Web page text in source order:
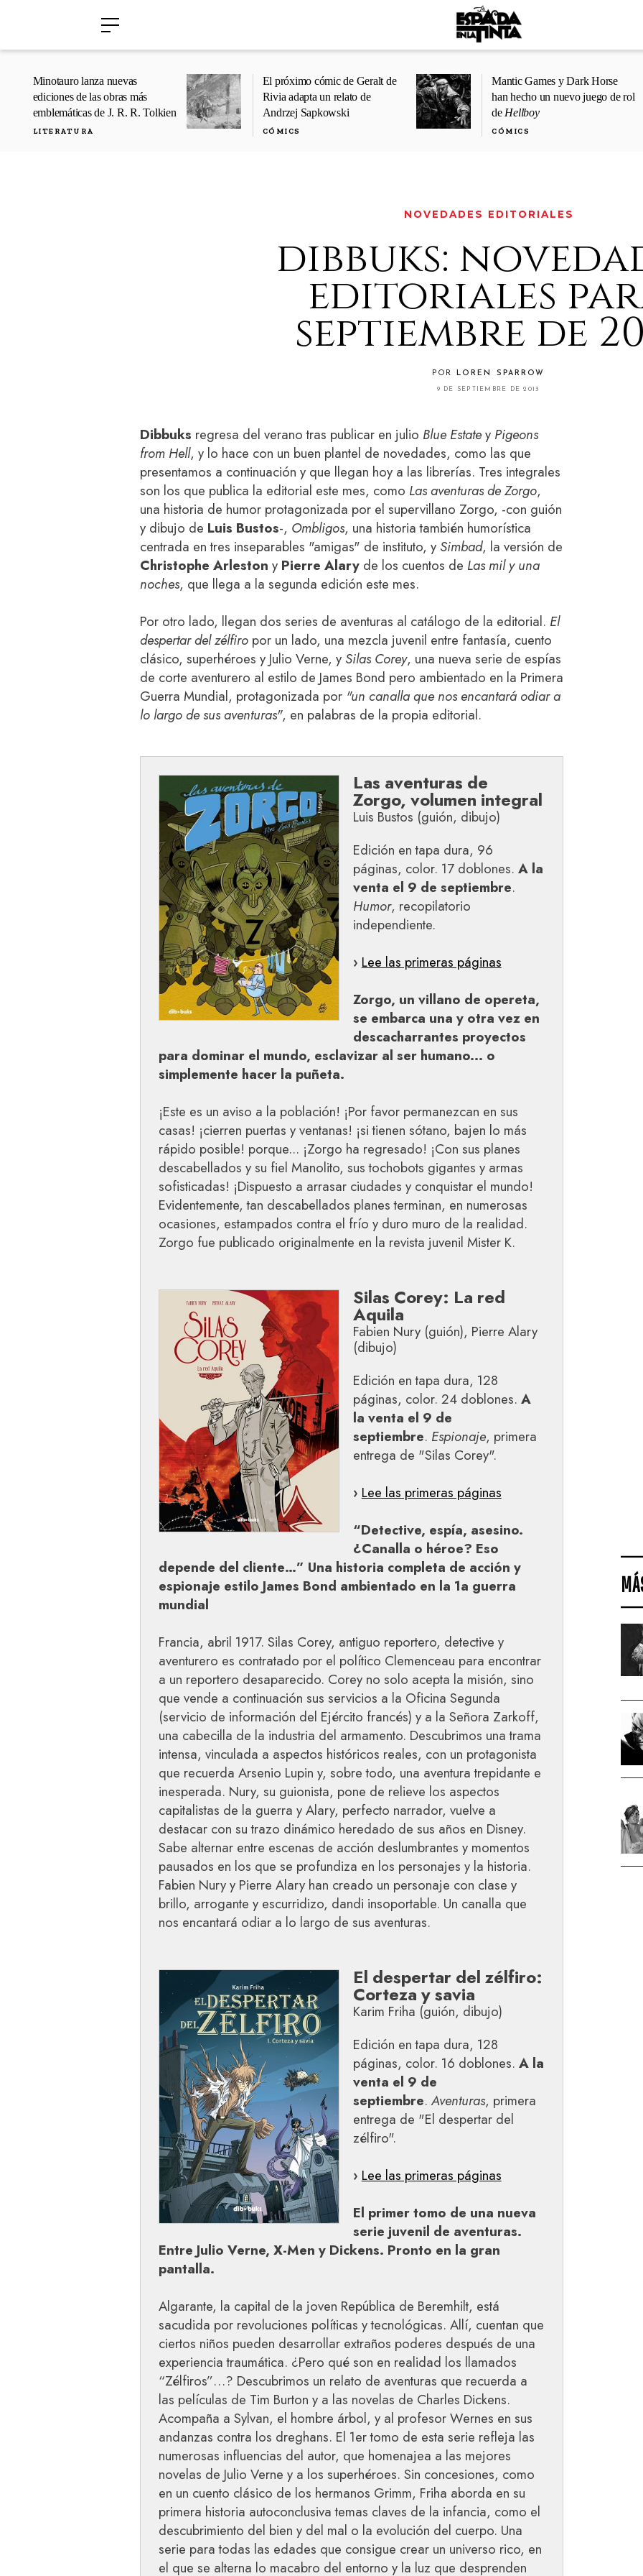
Minotauro lanza nuevas
ediciones de las obras más
emblemáticas de J. R. R. Tolkien
LITERATURA
El próximo cómic de Geralt de
Rivia adapta un relato de
Andrzej Sapkowski
CÓMICS
Mantic Games y Dark Horse
han hecho un nuevo juego de rol
de Hellboy
CÓMICS
NOVEDADES EDITORIALES
dibbuks:
editoriales
septiembre de
POR LOREN SPARROW
9 DE SEPTIEMBRE DE 2013
Dibbuks regresa del verano tras publicar en julio Blue Estatey Pigeons
from Hell, y lo hace con un buen plantel de novedades, como las que
presentamos a continuación y que llegan hoy a las librerías. Tres integrales
son los que publica la editorial este mes, como Las aventuras de Zorgo,
una historia de humor protagonizada por el supervillano Zorgo, -con guión
y dibujo de Luis Bustos-, Ombligos, una historia también humorística
centrada en tres inseparables "amigas" de instituto, y Simbad, la versión de
Christophe Arleston y Pierre Alary de los cuentos de Las mil y una
noches, que llega a la segunda edición este mes.
Por otro lado, llegan dos series de aventuras al catálogo de la editorial. El
despertar del zélfiro por un lado, una mezcla juvenil entre fantasía, cuento
clásico, superhéroes y Julio Verne, y Silas Corey, una nueva serie de espías
de corte aventurero al estilo de James Bond pero ambientado en la Primera
Guerra Mundial, protagonizada por "un canalla que nos encantará odiar a
lo largo de sus aventuras", en palabras de la propia editorial.
Las aventuras de
Zorgo, volumen integral
Luis Bustos (guión, dibujo)
Edición en tapa dura, 96
páginas, color. 17 doblones. A la
venta el 9 de septiembre.
Humor, recopilatorio
independiente.
› Lee las primeras páginas
Zorgo, un villano de opereta,
se embarca una y otra vez en
descacharrantes proyectos
para dominar el mundo, esclavizar al ser humano... o
simplemente hacer la puñeta.
¡Este es un aviso a la población! ¡Por favor permanezcan en sus
casas! ¡cierren puertas y ventanas! ¡si tienen sótano, bajen lo más
rápido posible! porque... ¡Zorgo ha regresado! ¡Con sus planes
descabellados y su fiel Manolito, sus tochobots gigantes y armas
sofisticadas! ¡Dispuesto a arrasar ciudades y conquistar el mundo!
Evidentemente, tan descabellados planes terminan, en numerosas
ocasiones, estampados contra el frío y duro muro de la realidad.
Zorgo fue publicado originalmente en la revista juvenil Mister K.
Silas Corey: La red
Aquila
Fabien Nury (guión), Pierre Alary
(dibujo)
Edición en tapa dura, 128
páginas, color. 24 doblones. A
la venta el 9 de
septiembre. Espionaje, primera
entrega de "Silas Corey".
› Lee las primeras páginas
“Detective, espía, asesino.
¿Canalla o héroe? Eso
depende del cliente…” Una historia completa de acción y
espionaje estilo James Bond ambientado en la 1a guerra
mundial
Francia, abril 1917. Silas Corey, antiguo reportero, detective y
aventurero es contratado por el político Clemenceau para encontrar
a un reportero desaparecido. Corey no solo acepta la misión, sino
que vende a continuación sus servicios a la Oficina Segunda
(servicio de información del Ejército francés) y a la Señora Zarkoff,
una cabecilla de la industria del armamento. Descubrimos una trama
intensa, vinculada a aspectos históricos reales, con un protagonista
que recuerda Arsenio Lupin y, sobre todo, una aventura trepidante e
inesperada. Nury, su guionista, pone de relieve los aspectos
capitalistas de la guerra y Alary, perfecto narrador, vuelve a
destacar con su trazo dinámico heredado de sus años en Disney.
Sabe alternar entre escenas de acción deslumbrantes y momentos
pausados en los que se profundiza en los personajes y la historia.
Fabien Nury y Pierre Alary han creado un personaje con clase y
brillo, arrogante y escurridizo, dandi insoportable. Un canalla que
nos encantará odiar a lo largo de sus aventuras.
El despertar del zélfiro:
Corteza y savia
Karim Friha (guión, dibujo)
Edición en tapa dura, 128
páginas, color. 16 doblones. A la
venta el 9 de
septiembre.Aventuras, primera
entrega de "El despertar del
zélfiro".
› Lee las primeras páginas
El primer tomo de una nueva
serie juvenil de aventuras.
Entre Julio Verne, X-Men y Dickens. Pronto en la gran
pantalla.
Algarante, la capital de la joven República de Beremhilt, está
sacudida por revoluciones políticas y tecnológicas. Allí, cuentan que
ciertos niños pueden desarrollar extraños poderes después de una
experiencia traumática. ¿Pero qué son en realidad los llamados
“Zélfiros”…? Descubrimos un relato de aventuras que recuerda a
las películas de Tim Burton y a las novelas de Charles Dickens.
Acompaña a Sylvan, el hombre árbol, y al profesor Wernes en sus
andanzas contra los dreghans. El 1er tomo de esta serie refleja las
numerosas influencias del autor, que homenajea a las mejores
novelas de Julio Verne y a los superhéroes. Sin concesiones, como
en un cuento clásico de los hermanos Grimm, Friha aborda en su
primera historia autoconclusiva temas claves de la infancia, como el
descubrimiento del bien y del mal o la evolución del cuerpo. Una
serie para todas las edades que consigue crear un universo rico, en
el que se alterna lo macabro del entorno y la luz que desprenden
›